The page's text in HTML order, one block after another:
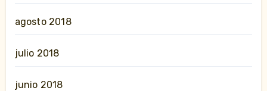
agosto 2018
julio 2018
junio 2018